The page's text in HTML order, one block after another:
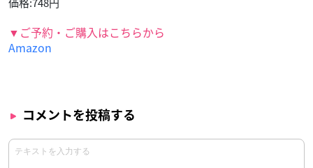
▼ご予約・ご購入はこちらから
Amazon
コメントを投稿する